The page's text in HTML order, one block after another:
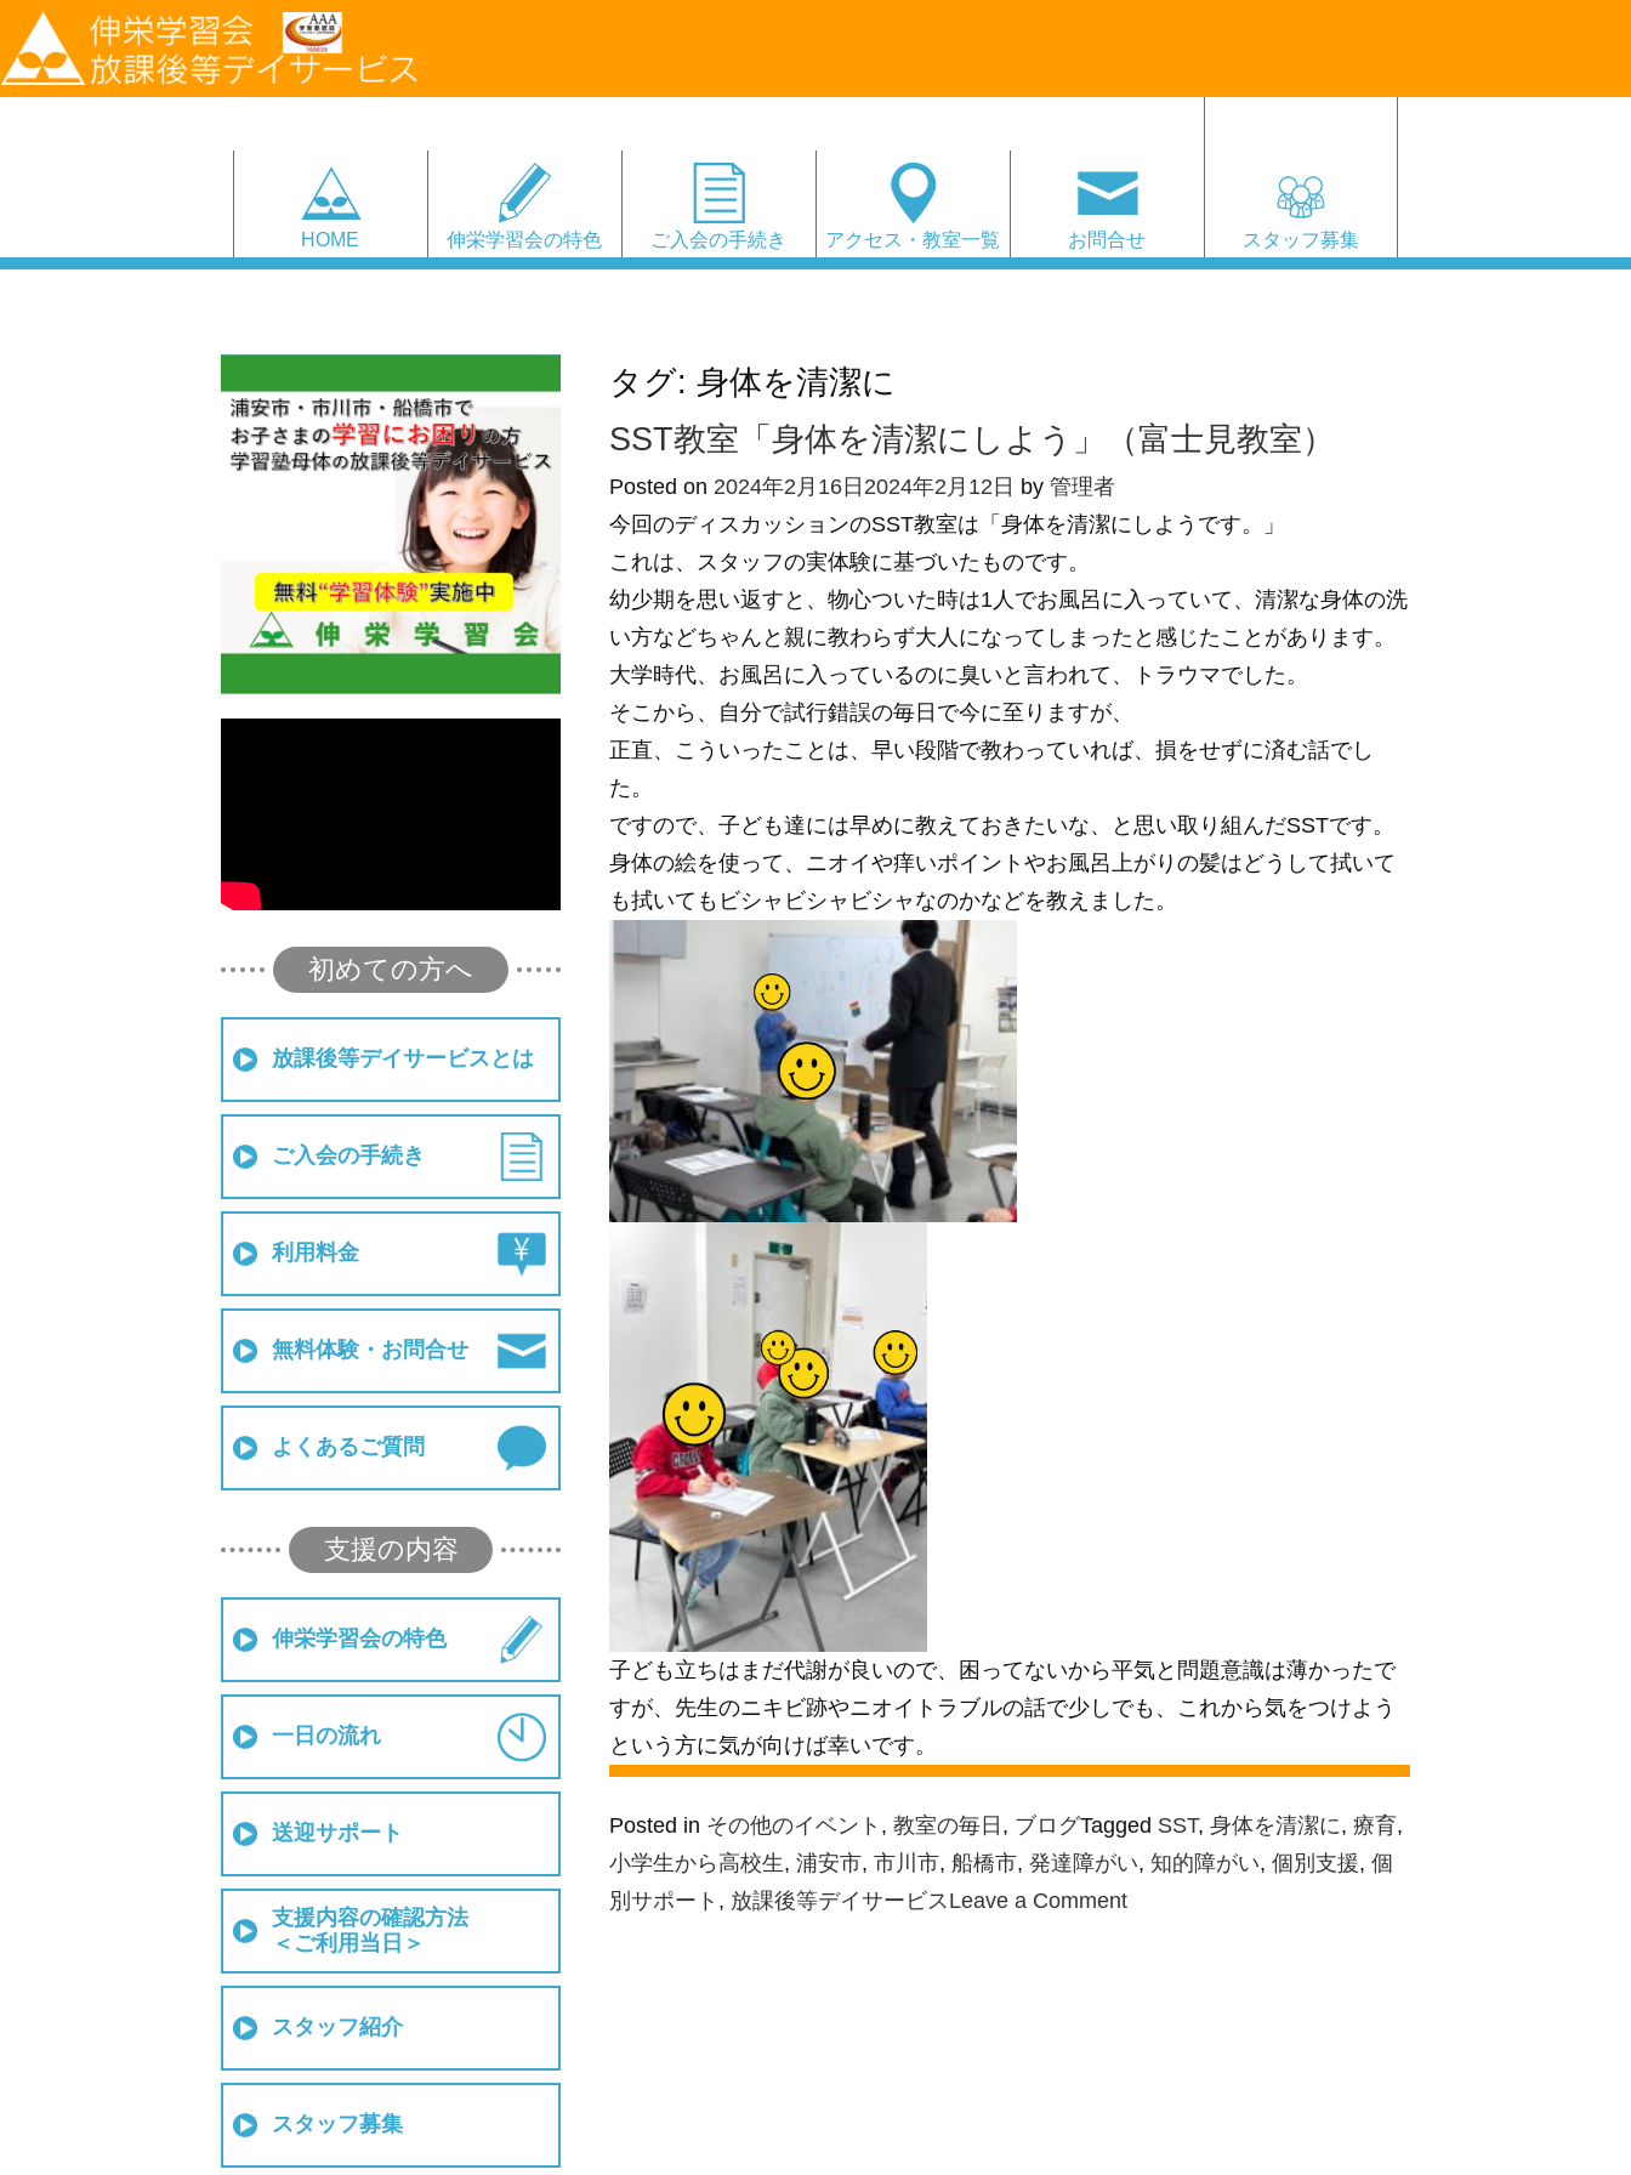
HOME 伸栄学習会の特色 ご入会の手続き アクセス・教室一覧 お問合せ スタッフ募集
初めての方へ
放課後等デイサービスとは
ご入会の手続き
利用料金
無料体験・お問合せ
よくあるご質問
支援の内容
伸栄学習会の特色
一日の流れ
送迎サポート
支援内容の確認方法
＜ご利用当日＞
スタッフ紹介
スタッフ募集
タグ: 身体を清潔に
SST教室「身体を清潔にしよう」（富士見教室）
Posted on 2024年2月16日 2024年2月12日 by 管理者
今回のディスカッションのSST教室は「身体を清潔にしようです。」
これは、スタッフの実体験に基づいたものです。
幼少期を思い返すと、物心ついた時は1人でお風呂に入っていて、清潔な身体の洗
い方などちゃんと親に教わらず大人になってしまったと感じたことがあります。
大学時代、お風呂に入っているのに臭いと言われて、トラウマでした。
そこから、自分で試行錯誤の毎日で今に至りますが、
正直、こういったことは、早い段階で教わっていれば、損をせずに済む話でし
た。
ですので、子ども達には早めに教えておきたいな、と思い取り組んだSSTです。
身体の絵を使って、ニオイや痒いポイントやお風呂上がりの髪はどうして拭いて
も拭いてもビシャビシャビシャなのかなどを教えました。
子ども立ちはまだ代謝が良いので、困ってないから平気と問題意識は薄かったで
すが、先生のニキビ跡やニオイトラブルの話で少しでも、これから気をつけよう
という方に気が向けば幸いです。
Posted in その他のイベント , 教室の毎日 , ブログTagged SST, 身体を清潔に, 療育,
小学生から高校生, 浦安市, 市川市, 船橋市, 発達障がい, 知的障がい, 個別支援, 個
別サポート , 放課後等デイサービスLeave a Commenton